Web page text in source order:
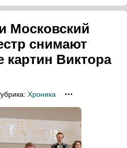
Московский
снимают
картин Виктора
Хроника